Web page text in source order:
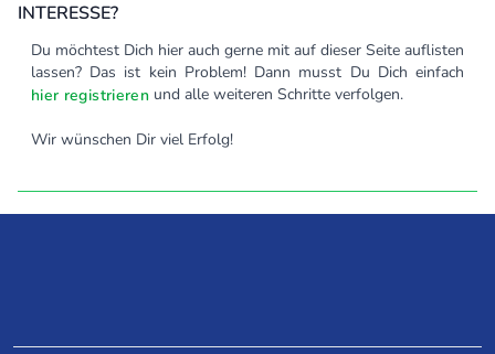
INTERESSE?
Du möchtest Dich hier auch gerne mit auf dieser Seite auflisten
lassen? Das ist kein Problem! Dann musst Du Dich einfach
hier registrierenund alle weiteren Schritte verfolgen.
Wir wünschen Dir viel Erfolg!